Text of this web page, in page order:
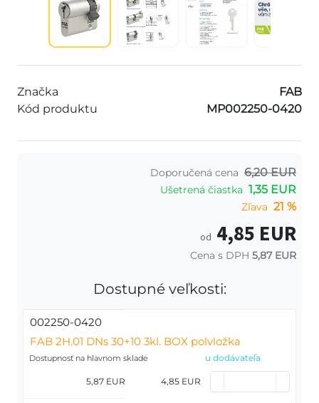
Značka
FAB
Kód produktu
MP002250-0420
Doporučená cena 6,20 EUR
Ušetrená čiastka 1,35 EUR
Zľava 21 %
od 4,85 EUR
Cena s DPH 5,87 EUR
Dostupné veľkosti:
002250-0420
FAB 2H.01 DNs 30+10 3kl. BOX polvložka
Dostupnosť na hlavnom sklade u dodávateľa
5,87 EUR 4,85 EUR